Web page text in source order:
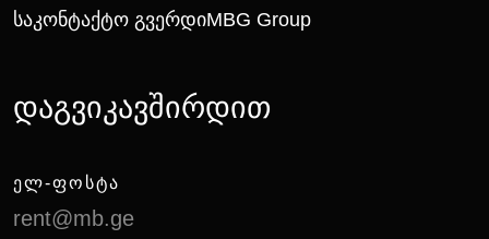
Საკონტაქტო ᲒვერდიMBG Group
დაგვიკავშირდით
ᲔᲚ-ᲤᲝᲡᲢᲐ
rent@mb.ge